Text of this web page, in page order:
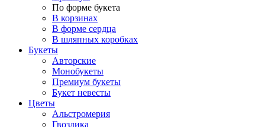
По форме букета
В корзинах
В форме сердца
В шляпных коробках
Букеты
Авторские
Монобукеты
Премиум букеты
Букет невесты
Цветы
Альстромерия
Гвоздика